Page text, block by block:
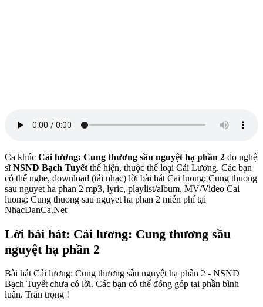
Ca khúc Cải lương: Cung thương sầu nguyệt hạ phần 2 do nghệ
sĩNSND Bạch Tuyếtthể hiện, thuộc thể loại Cải Lương. Các bạn
có thể nghe, download (tải nhạc) lời bài hát Cai luong: Cung thuong
sau nguyet ha phan 2 mp3, lyric, playlist/album, MV/Video Cai
luong: Cung thuong sau nguyet ha phan 2 miễn phí tại
NhacDanCa.Net
Lời bài hát: Cải lương: Cung thương sầu
nguyệt hạ phần 2
Bài hát Cải lương: Cung thương sầu nguyệt hạ phần 2 - NSND
Bạch Tuyết chưa có lời. Các bạn có thể đóng góp tại phần bình
luận. Trân trọng !